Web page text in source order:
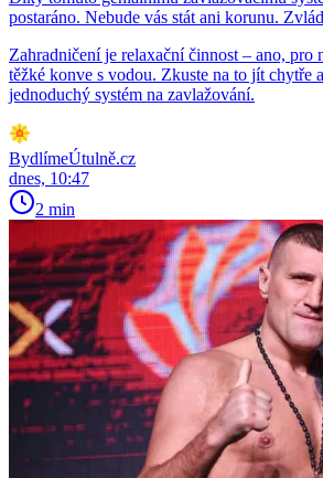
postaráno. Nebude vás stát ani korunu.
Zahradničení je relaxační činnost – ano, pro
těžké konve s vodou. Zkuste na to jít chytře
jednoduchý systém na zavlažování.
BydlímeÚtulně.cz
dnes, 10:47
2 min